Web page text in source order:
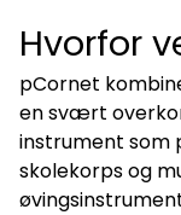
Hvorfor
pCornet
en svært
instrument som
skolekorps og